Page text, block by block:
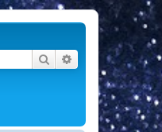
RechercherRecherche